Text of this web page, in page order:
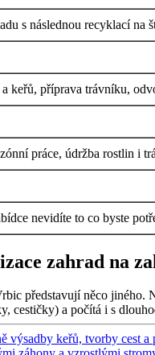
s následnou recyklací na
keřů, příprava trávníku,
práce, údržba rostlin i
nevidíte to co byste
zahrad na
představují něco jiného.
cestičky) a počítá i s